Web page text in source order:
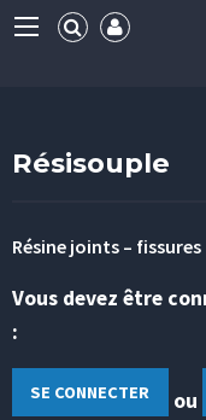
Résisouple
Résine joints – fissures
Vous devez être
:
SE CONNECTER ou